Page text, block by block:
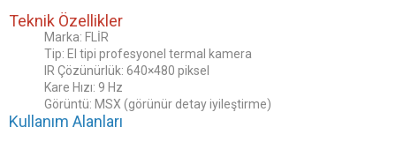
Teknik Özellikler
Marka: FLİR
Tip: El tipi profesyonel termal kamera
IR Çözünürlük: 640×480 piksel
Kare Hızı: 9 Hz
Görüntü: MSX (görünür detay iyileştirme)
Kullanım Alanları